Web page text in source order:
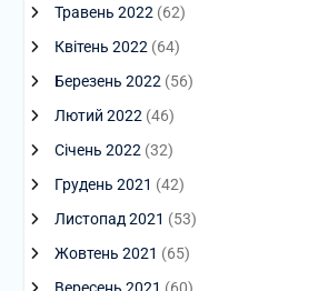
Травень 2022 (62)
Квітень 2022 (64)
Березень 2022 (56)
Лютий 2022 (46)
Січень 2022 (32)
Грудень 2021 (42)
Листопад 2021 (53)
Жовтень 2021 (65)